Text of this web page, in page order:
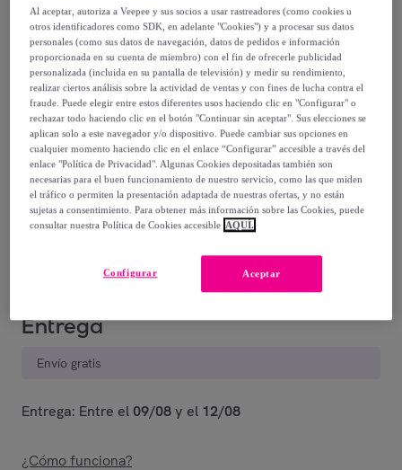
Carpeta f. 4 anillas 35mm lomo ancho
blackfit8 "enjoy"
Modelo: Carpeta f. 4 anillas 35mm lomo
ancho blackfit8 "enjoy"
11,46 €
14, €
-20%
Vendido porECOMMERC3
Entrega
Envío gratis
Entrega: Entre el 09/08y el 12/08
¿Cómo funciona?
Al aceptar, autoriza a Veepee y sus socios a usar rastreadores (como cookies u
otros identificadores como SDK, en adelante "Cookies") y a procesar sus datos
personales (como sus datos de navegación, datos de pedidos e información
proporcionada en su cuenta de miembro) con el fin de ofrecerle publicidad
personalizada (incluida en su pantalla de televisión) y medir su rendimiento,
realizar ciertos análisis sobre la actividad de ventas y con fines de lucha contra el
fraude. Puede elegir entre estos diferentes usos haciendo clic en "Configurar" o
rechazar todo haciendo clic en el botón "Continuar sin aceptar". Sus elecciones se
aplican solo a este navegador y/o dispositivo. Puede cambiar sus opciones en
cualquier momento haciendo clic en el enlace “Configurar” accesible a través del
enlace "Política de Privacidad". Algunas Cookies depositadas también son
necesarias para el buen funcionamiento de nuestro servicio, como las que miden
el tráfico o permiten la presentación adaptada de nuestras ofertas, y no están
sujetas a consentimiento. Para obtener más información sobre las Cookies, puede
consultar nuestra Política de Cookies accesible AQUÍ.
Aceptar
Configurar